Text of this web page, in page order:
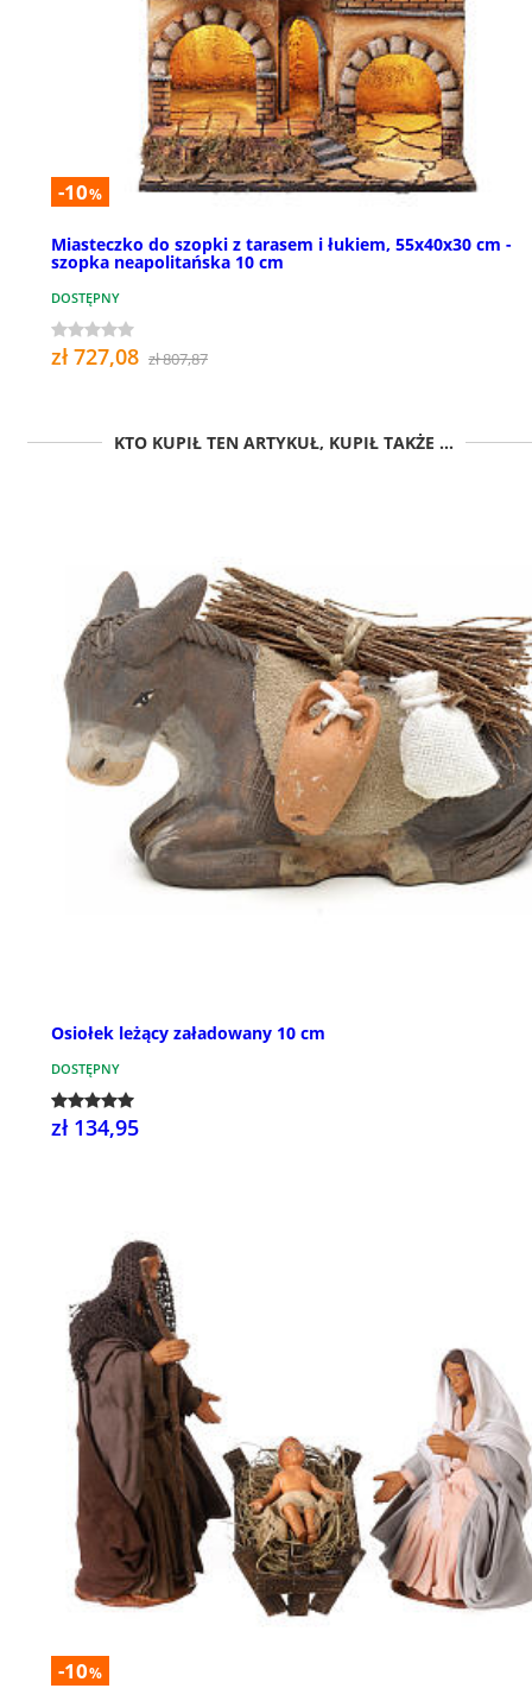
-10%
Miasteczko do szopki z tarasem i łukiem, 55x40x30 cm -
szopka neapolitańska 10 cm
DOSTĘPNY
zł 727,08 zł 807,87
KTO KUPIŁ TEN ARTYKUŁ, KUPIŁ TAKŻE ...
Osiołek leżący załadowany 10 cm
DOSTĘPNY
zł 134,95
-10%